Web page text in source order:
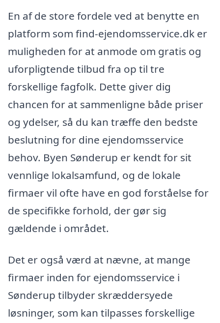
En af de store fordele ved at benytte en
platform som find-ejendomsservice.dk er
muligheden for at anmode om gratis og
uforpligtende tilbud fra op til tre
forskellige fagfolk. Dette giver dig
chancen for at sammenligne både priser
og ydelser, så du kan træffe den bedste
beslutning for dine ejendomsservice
behov. Byen Sønderup er kendt for sit
vennlige lokalsamfund, og de lokale
firmaer vil ofte have en god forståelse for
de specifikke forhold, der gør sig
gældende i området.
Det er også værd at nævne, at mange
firmaer inden for ejendomsservice i
Sønderup tilbyder skræddersyede
løsninger, som kan tilpasses forskellige